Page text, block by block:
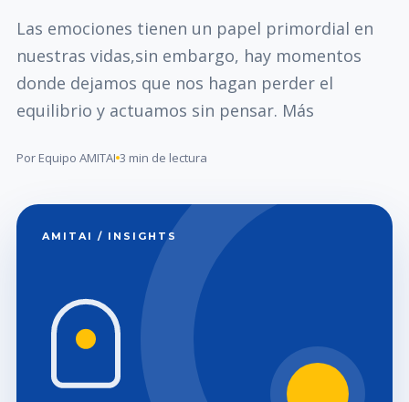
Las emociones tienen un papel primordial en
nuestras vidas,sin embargo, hay momentos
donde dejamos que nos hagan perder el
equilibrio y actuamos sin pensar. Más
Por Equipo AMITAI 3 min de lectura
AMITAI / INSIGHTS